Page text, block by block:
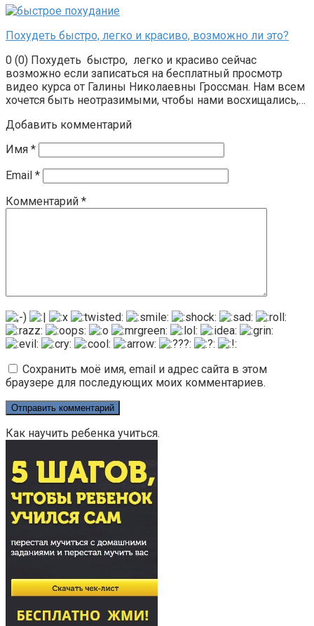
Похудеть быстро, легко и красиво, возможно ли это?
0 (0) Похудеть быстро, легко и красиво сейчас
возможно если записаться на бесплатный просмотр
видео курса от Галины Николаевны Гроссман. Нам всем
хочется быть неотразимыми, чтобы нами восхищались,…
Добавить комментарий
Имя *
Email *
Комментарий *
Сохранить моё имя, email и адрес сайта в этом
браузере для последующих моих комментариев.
Как научить ребенка учиться.